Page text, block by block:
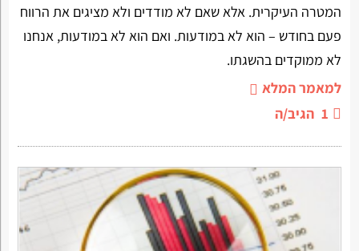
המטרה העיקרית. אלא שאם לא מודדים ולא מציגים את הרווח
פעם בחודש – הוא לא במודעות. ואם הוא לא במודעות, אנחנו
לא ממוקדים בהשגתו.
למאמר המלא
1 הגיב/ה